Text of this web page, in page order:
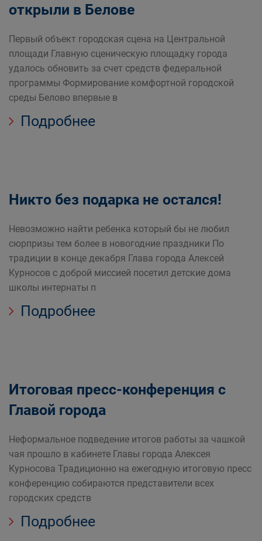
открыли в Белове
Первый объект городская сцена на Центральной
площади Главную сценическую площадку города
удалось обновить за счет средств федеральной
программы Формирование комфортной городской
среды Белово впервые в
Подробнее
Никто без подарка не остался!
Невозможно найти ребенка который бы не любил
сюрпризы тем более в новогодние праздники По
традиции в конце декабря Глава города Алексей
Курносов с доброй миссией посетил детские дома
школы интернаты п
Подробнее
Итоговая пресс-конференция с
Главой города
Неформальное подведение итогов работы за чашкой
чая прошло в кабинете Главы города Алексея
Курносова Традиционно на ежегодную итоговую пресс
конференцию собираются представители всех
городских средств
Подробнее